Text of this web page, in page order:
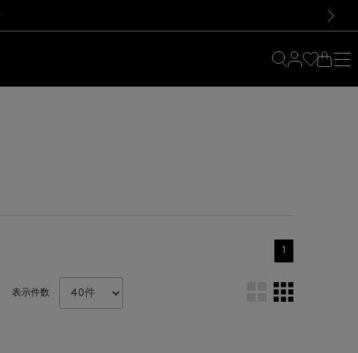
買い物の際は会員登録を！
買い物の際は会員登録を！
1
表示件数